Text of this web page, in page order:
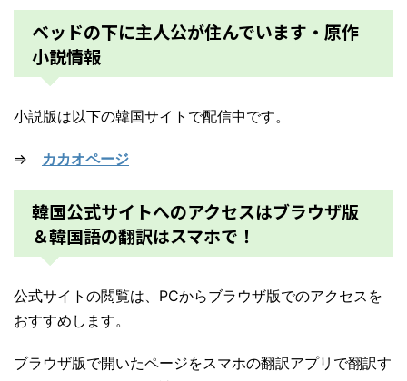
ベッドの下に主人公が住んでいます・原作
小説情報
小説版は以下の韓国サイトで配信中です。
⇒ カカオページ
韓国公式サイトへのアクセスはブラウザ版
＆韓国語の翻訳はスマホで！
公式サイトの閲覧は、PCからブラウザ版でのアクセスを
おすすめします。
ブラウザ版で開いたページをスマホの翻訳アプリで翻訳す